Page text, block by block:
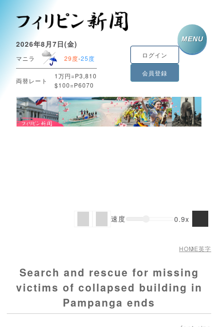
2026年8月7日(金)
マニラ 29度-25度
両替レート
1万円=P3,810
$100=P6070
ログイン
会員登録
MENU
HOME英字
Search and rescue for missing
victims of collapsed building in
Pampanga ends
速度 0.9x